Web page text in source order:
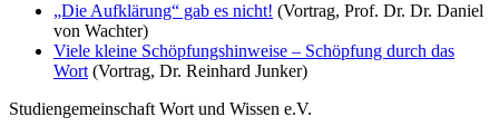
„Die Aufklärung“ gab es nicht! (Vortrag, Prof. Dr. Dr. Daniel
von Wachter)
Viele kleine Schöpfungshinweise – Schöpfung durch das
Wort (Vortrag, Dr. Reinhard Junker)
Studiengemeinschaft Wort und Wissen e.V.